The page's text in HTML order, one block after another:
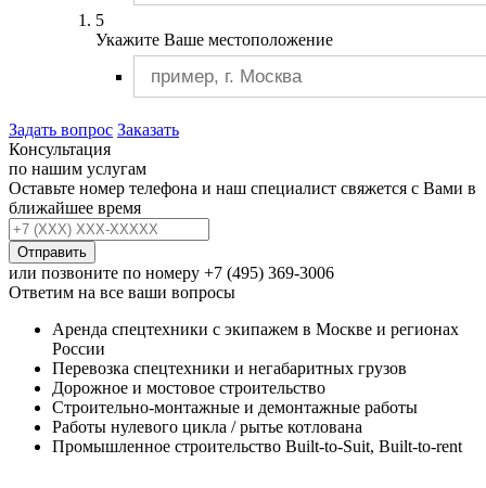
5
Укажите Ваше местоположение
Задать вопрос Заказать
Консультация
по нашим услугам
Оставьте номер телефона и наш специалист свяжется с Вами в
ближайшее время
Отправить
или позвоните по номеру +7 (495) 369-3006
Ответим на все ваши вопросы
Аренда спецтехники с экипажем в Москве и регионах
России
Перевозка спецтехники и негабаритных грузов
Дорожное и мостовое строительство
Строительно-монтажные и демонтажные работы
Работы нулевого цикла / рытье котлована
Промышленное строительство Built-to-Suit, Built-to-rent